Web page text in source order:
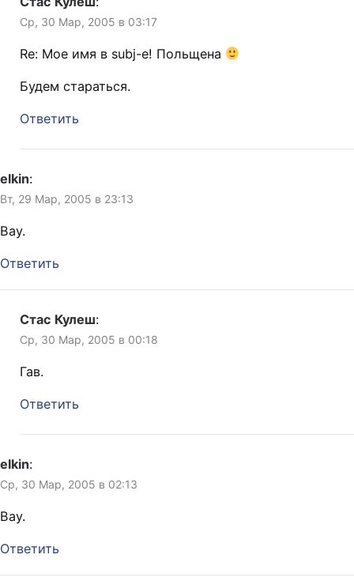
Ср, 30 Мар, 2005 в 03:17
Re: Мое имя в subj-е! Польщена
Будем стараться.
Ответить
elkin:
Вт, 29 Мар, 2005 в 23:13
Вау.
Ответить
Стас Кулеш:
Ср, 30 Мар, 2005 в 00:18
Гав.
Ответить
elkin:
Ср, 30 Мар, 2005 в 02:13
Вау.
Ответить